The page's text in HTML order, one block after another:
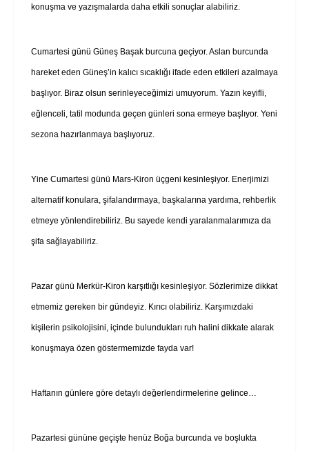
konuşma ve yazışmalarda daha etkili sonuçlar alabiliriz.
Cumartesi günü Güneş Başak burcuna geçiyor. Aslan burcunda
hareket eden Güneş’in kalıcı sıcaklığı ifade eden etkileri azalmaya
başlıyor. Biraz olsun serinleyeceğimizi umuyorum. Yazın keyifli,
eğlenceli, tatil modunda geçen günleri sona ermeye başlıyor. Yeni
sezona hazırlanmaya başlıyoruz.
Yine Cumartesi günü Mars-Kiron üçgeni kesinleşiyor. Enerjimizi
alternatif konulara, şifalandırmaya, başkalarına yardıma, rehberlik
etmeye yönlendirebiliriz. Bu sayede kendi yaralanmalarımıza da
şifa sağlayabiliriz.
Pazar günü Merkür-Kiron karşıtlığı kesinleşiyor. Sözlerimize dikkat
etmemiz gereken bir gündeyiz. Kırıcı olabiliriz. Karşımızdaki
kişilerin psikolojisini, içinde bulundukları ruh halini dikkate alarak
konuşmaya özen göstermemizde fayda var!
Haftanın günlere göre detaylı değerlendirmelerine gelince…
Pazartesi gününe geçişte henüz Boğa burcunda ve boşlukta